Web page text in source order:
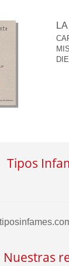
Tipos
Nuestras